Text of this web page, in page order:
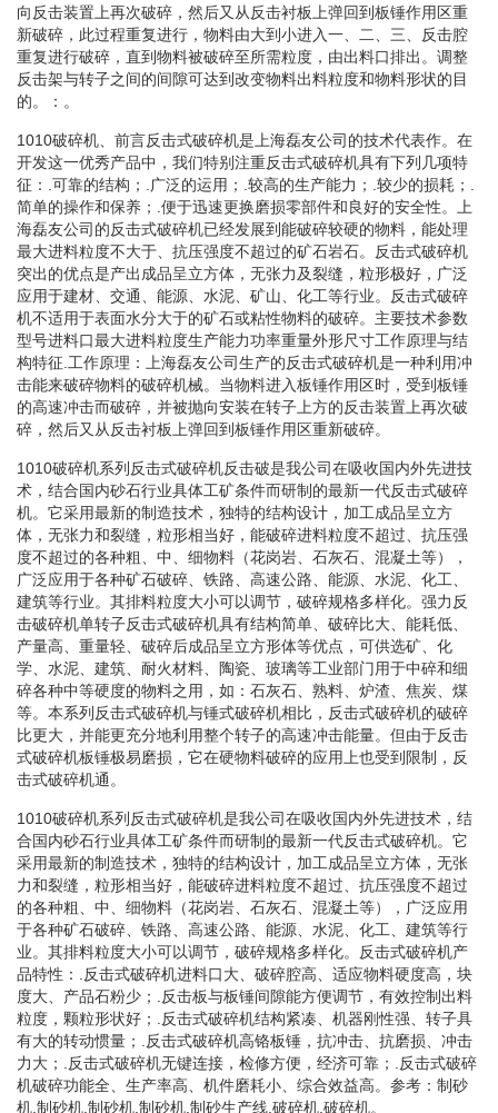
向反击装置上再次破碎，然后又从反击衬板上弹回到板锤作用区重
新破碎，此过程重复进行，物料由大到小进入一、二、三、反击腔
重复进行破碎，直到物料被破碎至所需粒度，由出料口排出。调整
反击架与转子之间的间隙可达到改变物料出料粒度和物料形状的目
的。：。
1010破碎机、前言反击式破碎机是上海磊友公司的技术代表作。在
开发这一优秀产品中，我们特别注重反击式破碎机具有下列几项特
征：.可靠的结构；.广泛的运用；.较高的生产能力；.较少的损耗；.
简单的操作和保养；.便于迅速更换磨损零部件和良好的安全性。上
海磊友公司的反击式破碎机已经发展到能破碎较硬的物料，能处理
最大进料粒度不大于、抗压强度不超过的矿石岩石。反击式破碎机
突出的优点是产出成品呈立方体，无张力及裂缝，粒形极好，广泛
应用于建材、交通、能源、水泥、矿山、化工等行业。反击式破碎
机不适用于表面水分大于的矿石或粘性物料的破碎。主要技术参数
型号进料口最大进料粒度生产能力功率重量外形尺寸工作原理与结
构特征.工作原理：上海磊友公司生产的反击式破碎机是一种利用冲
击能来破碎物料的破碎机械。当物料进入板锤作用区时，受到板锤
的高速冲击而破碎，并被抛向安装在转子上方的反击装置上再次破
碎，然后又从反击衬板上弹回到板锤作用区重新破碎。
1010破碎机系列反击式破碎机反击破是我公司在吸收国内外先进技
术，结合国内砂石行业具体工矿条件而研制的最新一代反击式破碎
机。它采用最新的制造技术，独特的结构设计，加工成品呈立方
体，无张力和裂缝，粒形相当好，能破碎进料粒度不超过、抗压强
度不超过的各种粗、中、细物料（花岗岩、石灰石、混凝土等），
广泛应用于各种矿石破碎、铁路、高速公路、能源、水泥、化工、
建筑等行业。其排料粒度大小可以调节，破碎规格多样化。强力反
击破碎机单转子反击式破碎机具有结构简单、破碎比大、能耗低、
产量高、重量轻、破碎后成品呈立方形体等优点，可供选矿、化
学、水泥、建筑、耐火材料、陶瓷、玻璃等工业部门用于中碎和细
碎各种中等硬度的物料之用，如：石灰石、熟料、炉渣、焦炭、煤
等。本系列反击式破碎机与锤式破碎机相比，反击式破碎机的破碎
比更大，并能更充分地利用整个转子的高速冲击能量。但由于反击
式破碎机板锤极易磨损，它在硬物料破碎的应用上也受到限制，反
击式破碎机通。
1010破碎机系列反击式破碎机是我公司在吸收国内外先进技术，结
合国内砂石行业具体工矿条件而研制的最新一代反击式破碎机。它
采用最新的制造技术，独特的结构设计，加工成品呈立方体，无张
力和裂缝，粒形相当好，能破碎进料粒度不超过、抗压强度不超过
的各种粗、中、细物料（花岗岩、石灰石、混凝土等），广泛应用
于各种矿石破碎、铁路、高速公路、能源、水泥、化工、建筑等行
业。其排料粒度大小可以调节，破碎规格多样化。反击式破碎机产
品特性：.反击式破碎机进料口大、破碎腔高、适应物料硬度高，块
度大、产品石粉少；.反击板与板锤间隙能方便调节，有效控制出料
粒度，颗粒形状好；.反击式破碎机结构紧凑、机器刚性强、转子具
有大的转动惯量；.反击式破碎机高铬板锤，抗冲击、抗磨损、冲击
力大；.反击式破碎机无键连接，检修方便，经济可靠；.反击式破碎
机破碎功能全、生产率高、机件磨耗小、综合效益高。参考：制砂
机.制砂机.制砂机.制砂机.制砂生产线.破碎机.破碎机。